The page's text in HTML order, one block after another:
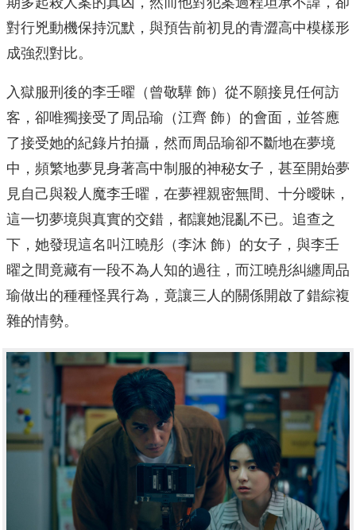
對行兇動機保持沉默，與預告前初見的青澀高中模樣形
成強烈對比。
入獄服刑後的李壬曜（曾敬驊 飾）從不願接見任何訪
客，卻唯獨接受了周品瑜（江齊 飾）的會面，並答應
了接受她的紀錄片拍攝，然而周品瑜卻不斷地在夢境
中，頻繁地夢見身著高中制服的神秘女子，甚至開始夢
見自己與殺人魔李壬曜，在夢裡親密無間、十分曖昧，
這一切夢境與真實的交錯，都讓她混亂不已。追查之
下，她發現這名叫江曉彤（李沐 飾）的女子，與李壬
曜之間竟藏有一段不為人知的過往，而江曉彤糾纏周品
瑜做出的種種怪異行為，竟讓三人的關係開啟了錯綜複
雜的情勢。